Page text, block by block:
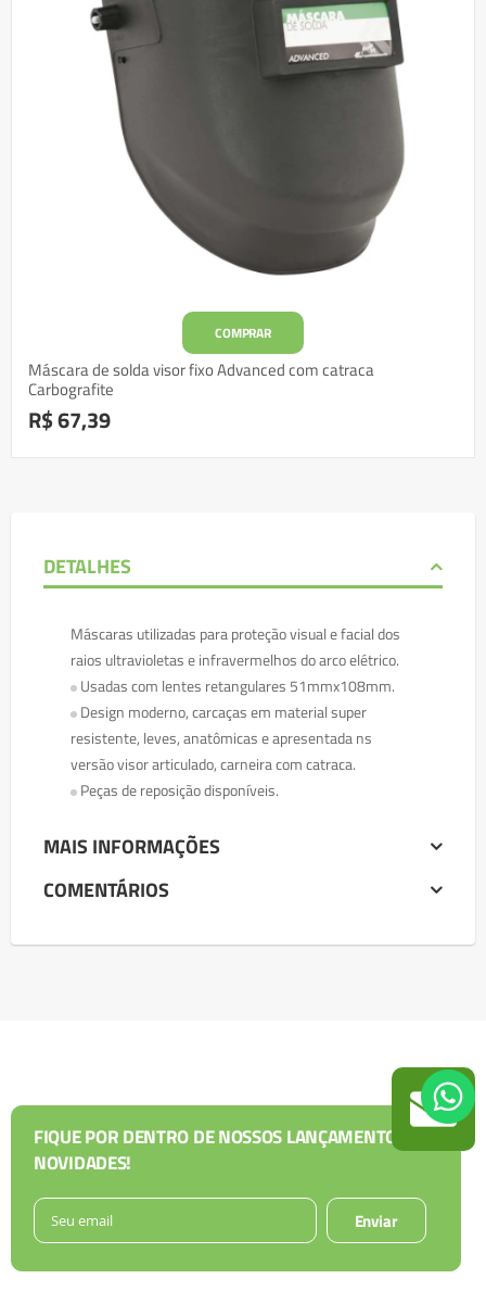
COMPRAR
Máscara de solda visor fixo Advanced com catraca
Carbografite
R$ 67,39
DETALHES
Máscaras utilizadas para proteção visual e facial dos
raios ultravioletas e infravermelhos do arco elétrico.
Usadas com lentes retangulares 51mmx108mm.
Design moderno, carcaças em material super
resistente, leves, anatômicas e apresentada ns
versão visor articulado, carneira com catraca.
Peças de reposição disponíveis.
MAIS INFORMAÇÕES
COMENTÁRIOS
FIQUE POR DENTRO DE NOSSOS LANÇAMENTOS E
NOVIDADES!
Enviar